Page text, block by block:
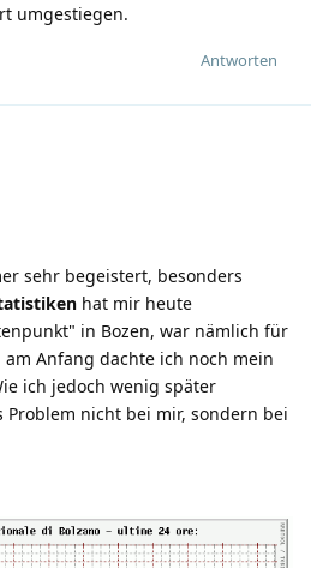
umgestiegen.
Antworten
sehr begeistert, besonders
hat mir heute
in Bozen, war nämlich für
Anfang dachte ich noch mein
ich jedoch wenig später
nicht bei mir, sondern bei